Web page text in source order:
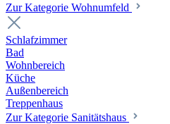
Zur Kategorie Wohnumfeld
Schlafzimmer
Bad
Wohnbereich
Küche
Außenbereich
Treppenhaus
Zur Kategorie Sanitätshaus